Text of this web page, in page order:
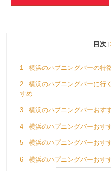
目次 [
1 横浜のハプニングバーの特
2
横浜のハプニングバーに行
すめ
3 横浜のハプニングバーおす
4 横浜のハプニングバーおす
5 横浜のハプニングバーおす
6 横浜のハプニングバーおす